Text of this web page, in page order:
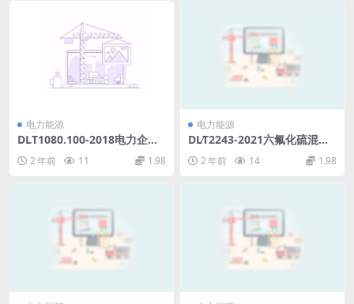
电力能源
DLT1080.100-2018电力企业
应用集成配电管理系统接口第
100部分：实现框架(37.49M
2 年前 11 1.98
电力能源
DL∕T2243-2021六氟化硫混合
绝缘气体充补气技术规范(2.38
MB)pdf
2 年前 14 1.98